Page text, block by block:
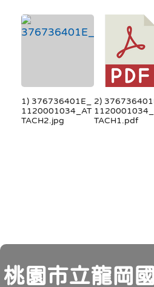
1) 376736401E_
1120001034_AT
TACH2.jpg
2)
TACH1.pdf
頁尾
桃園市立龍岡